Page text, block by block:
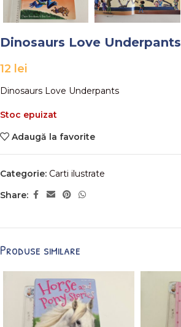
Dinosaurs Love Underpants
12 lei
Dinosaurs Love Underpants
Stoc epuizat
Adaugă la favorite
Categorie: Carti ilustrate
Share:
Produse similare